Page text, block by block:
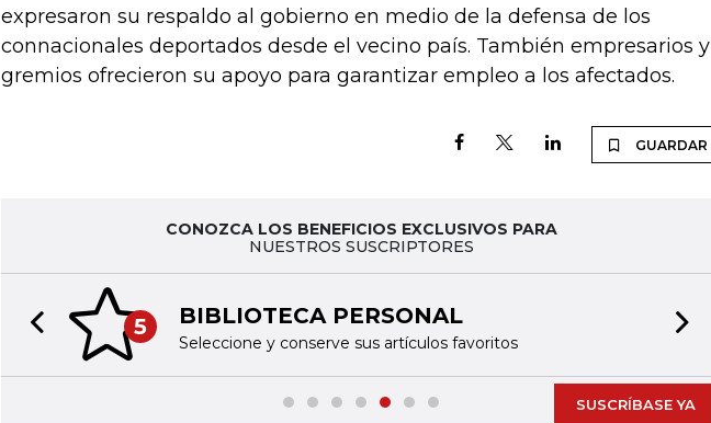
expresaron su respaldo al gobierno en medio de la defensa de los
connacionales deportados desde el vecino país. También empresarios y
gremios ofrecieron su apoyo para garantizar empleo a los afectados.
GUARDAR
CONOZCA LOS BENEFICIOS EXCLUSIVOS PARA
NUESTROS SUSCRIPTORES
5 BIBLIOTECA PERSONAL
Seleccione y conserve sus artículos favoritos
Previous slide
SUSCRÍBASE YA